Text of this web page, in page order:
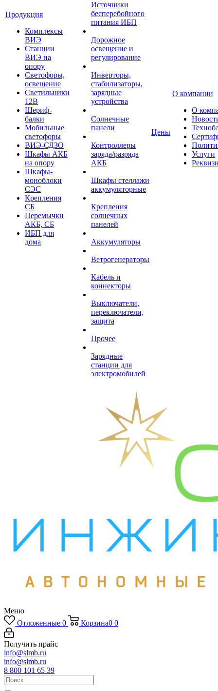
Продукция
Комплексы
ВИЭ
Станции
ВИЭ на
опору
Светофоры,
освещение
Светильники
12В
Шериф-
балки
Мобильные
светофоры
ВИЭ-СДЗО
Шкафы АКБ
на опору
Шкафы-
моноблоки
СЭС
Крепления
СБ
Перемычки
АКБ, СБ
ИБП для
дома
Источники
бесперебойного
питания ИБП
Дорожное
освещение и
регулирование
Инверторы,
стабилизаторы,
зарядные
устройства
Солнечные
панели
Контроллеры
заряда/разряда
АКБ
Шкафы стеллажи
аккумуляторные
Крепления
солнечных
панелей
Аккумуляторы
Ветрогенераторы
Кабель и
коннекторы
Выключатели,
переключатели,
защита
Прочее
Зарядные
станции для
электромобилей
Цены
О компании
О
Услуги
Меню
Отложенные 0 Корзина0 0
Получить прайс
info@slmb.ru
info@slmb.ru
8 800 101 65 39